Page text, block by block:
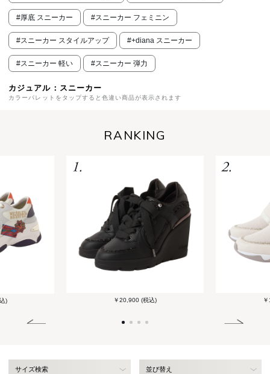
#厚底 スニーカー #スニーカー フェミニン
#スニーカー スタイルアップ #+diana スニーカー
#スニーカー 軽い #スニーカー 弾力
カジュアル：スニーカー
カラーパレットをタップすると色違い商品が表示されます
RANKING
) ￥20,900 (税込)
サイズ検索 並び替え